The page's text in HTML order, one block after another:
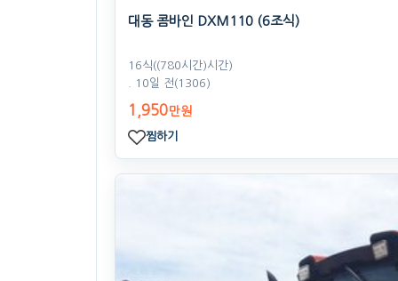
대동 콤바인 DXM110 (6조식)
16식((780시간)시간)
. 10일 전(1306)
1,950만원
찜하기